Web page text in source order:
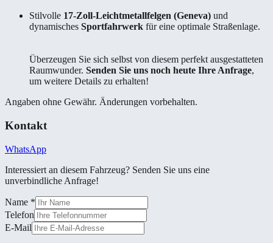
Stilvolle 17-Zoll-Leichtmetallfelgen (Geneva) und
dynamisches Sportfahrwerk für eine optimale Straßenlage.
Überzeugen Sie sich selbst von diesem perfekt ausgestatteten
Raumwunder. Senden Sie uns noch heute Ihre Anfrage,
um weitere Details zu erhalten!
Angaben ohne Gewähr. Änderungen vorbehalten.
Kontakt
WhatsApp
Interessiert an diesem Fahrzeug? Senden Sie uns eine
unverbindliche Anfrage!
Name *
Telefon
E-Mail